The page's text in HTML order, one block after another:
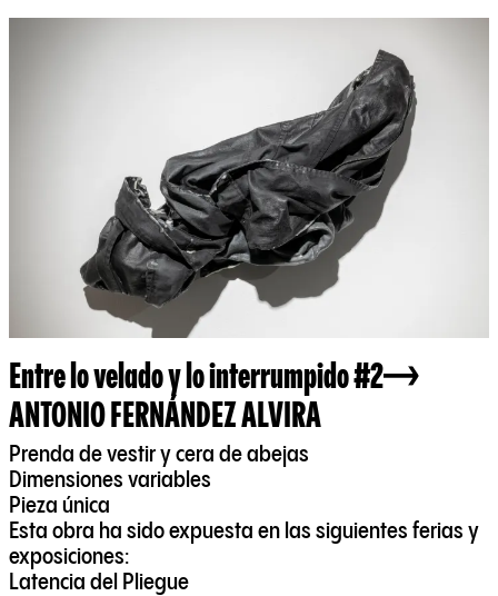
Entre lo velado y lo interrumpido #2
ANTONIO FERNÁNDEZ ALVIRA
Prenda de vestir y cera de abejas
Dimensiones variables
Pieza única
Esta obra ha sido expuesta en las siguientes ferias y
exposiciones:
Latencia del Pliegue